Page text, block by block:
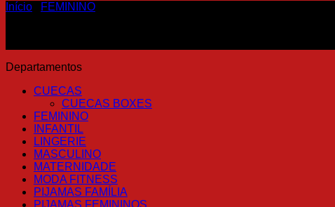
Início FEMININO
Departamentos
CUECAS
CUECAS BOXES
FEMININO
INFANTIL
LINGERIE
MASCULINO
MATERNIDADE
MODA FITNESS
PIJAMAS FAMÍLIA
PIJAMAS FEMININOS